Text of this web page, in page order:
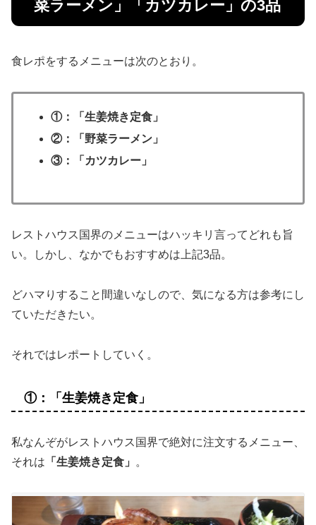
菜ラーメン」「カツカレー」の3品
食レポをするメニューは次のとおり。
①：「生姜焼き定食」
②：「野菜ラーメン」
③：「カツカレー」
レストハウス国界のメニューはハッキリ言ってどれも旨
い。しかし、なかでもおすすめは上記3品。
どハマりすること間違いなしので、気になる方は参考にし
ていただきたい。
それではレポートしていく。
①：「生姜焼き定食」
私なんぞがレストハウス国界で絶対に注文するメニュー、
それは 「生姜焼き定食」 。